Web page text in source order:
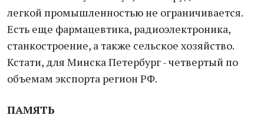
легкой промышленностью не ограничивается.
Есть еще фармацевтика, радиоэлектроника,
станкостроение, а также сельское хозяйство.
Кстати, для Минска Петербург - четвертый по
объемам экспорта регион РФ.
ПАМЯТЬ